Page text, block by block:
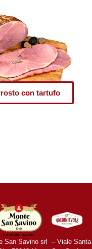
con tartufo
San Savino srl – Viale Santa